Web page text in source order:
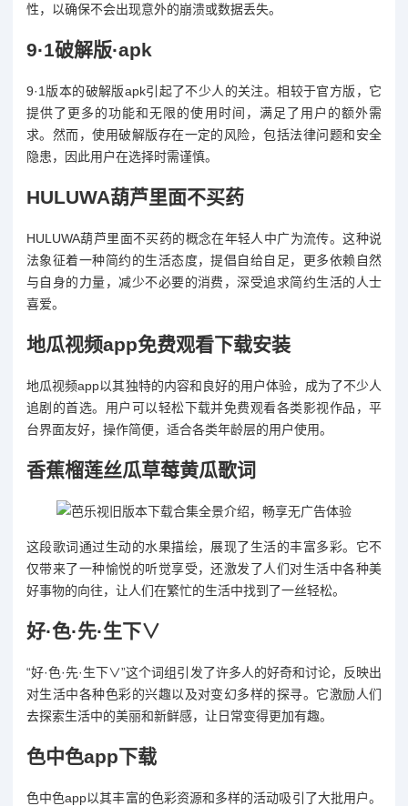
性，以确保不会出现意外的崩溃或数据丢失。
9·1破解版·apk
9·1版本的破解版apk引起了不少人的关注。相较于官方版，它
提供了更多的功能和无限的使用时间，满足了用户的额外需
求。然而，使用破解版存在一定的风险，包括法律问题和安全
隐患，因此用户在选择时需谨慎。
HULUWA葫芦里面不买药
HULUWA葫芦里面不买药的概念在年轻人中广为流传。这种说
法象征着一种简约的生活态度，提倡自给自足，更多依赖自然
与自身的力量，减少不必要的消费，深受追求简约生活的人士
喜爱。
地瓜视频app免费观看下载安装
地瓜视频app以其独特的内容和良好的用户体验，成为了不少人
追剧的首选。用户可以轻松下载并免费观看各类影视作品，平
台界面友好，操作简便，适合各类年龄层的用户使用。
香蕉榴莲丝瓜草莓黄瓜歌词
这段歌词通过生动的水果描绘，展现了生活的丰富多彩。它不
仅带来了一种愉悦的听觉享受，还激发了人们对生活中各种美
好事物的向往，让人们在繁忙的生活中找到了一丝轻松。
好·色·先·生下∨
“好·色·先·生下∨”这个词组引发了许多人的好奇和讨论，反映出
对生活中各种色彩的兴趣以及对变幻多样的探寻。它激励人们
去探索生活中的美丽和新鲜感，让日常变得更加有趣。
色中色app下载
色中色app以其丰富的色彩资源和多样的活动吸引了大批用户。